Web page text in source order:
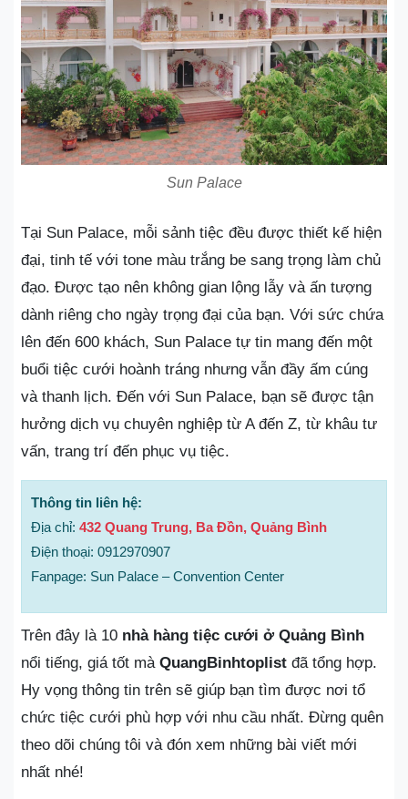
Sun Palace
Tại Sun Palace, mỗi sảnh tiệc đều được thiết kế hiện
đại, tinh tế với tone màu trắng be sang trọng làm chủ
đạo. Được tạo nên không gian lộng lẫy và ấn tượng
dành riêng cho ngày trọng đại của bạn. Với sức chứa
lên đến 600 khách, Sun Palace tự tin mang đến một
buổi tiệc cưới hoành tráng nhưng vẫn đầy ấm cúng
và thanh lịch. Đến với Sun Palace, bạn sẽ được tận
hưởng dịch vụ chuyên nghiệp từ A đến Z, từ khâu tư
vấn, trang trí đến phục vụ tiệc.
Thông tin liên hệ:
Địa chỉ: 432 Quang Trung, Ba Đồn, Quảng Bình
Điện thoại: 0912970907
Fanpage: Sun Palace – Convention Center
Trên đây là 10 nhà hàng tiệc cưới ở Quảng Bình
nổi tiếng, giá tốt mà QuangBinhtoplist đã tổng hợp.
Hy vọng thông tin trên sẽ giúp bạn tìm được nơi tổ
chức tiệc cưới phù hợp với nhu cầu nhất. Đừng quên
theo dõi chúng tôi và đón xem những bài viết mới
nhất nhé!